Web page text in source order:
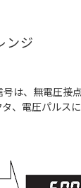
ンジ
は、無電圧接
、電圧パルス